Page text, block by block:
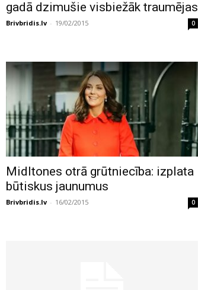
gadā dzimušie visbiežāk traumējas
Brivbridis.lv - 19/02/2015 0
Midltones otrā grūtniecība: izplata
būtiskus jaunumus
Brivbridis.lv - 16/02/2015 0